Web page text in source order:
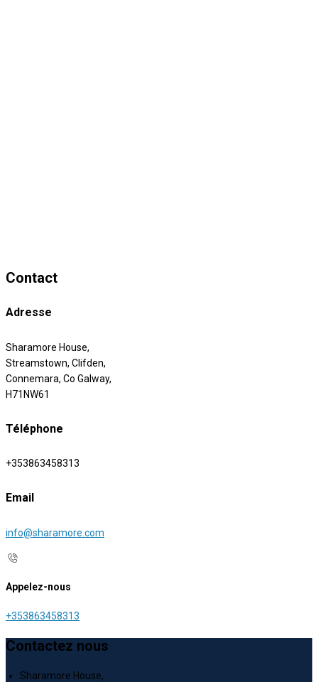
Contact
Adresse
Sharamore House,
Streamstown, Clifden,
Connemara, Co Galway,
H71NW61
Téléphone
+353863458313
Email
info@sharamore.com
Appelez-nous
+353863458313
Contactez nous
Sharamore House,